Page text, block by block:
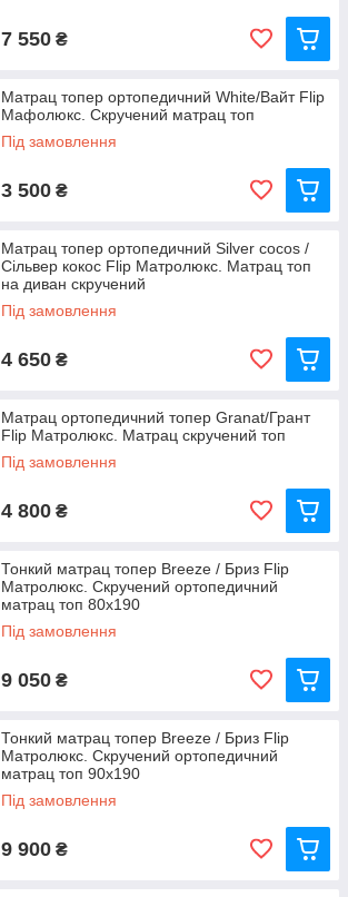
7 550 ₴
Матрац топер ортопедичний White/Вайт Flip
Мафолюкс. Скручений матрац топ
Під замовлення
3 500 ₴
Матрац топер ортопедичний Silver cocos /
Сільвер кокос Flip Матролюкс. Матрац топ
на диван скручений
Під замовлення
4 650 ₴
Матрац ортопедичний топер Granat/Грант
Flip Матролюкс. Матрац скручений топ
Під замовлення
4 800 ₴
Тонкий матрац топер Breeze / Бриз Flip
Матролюкс. Скручений ортопедичний
матрац топ 80х190
Під замовлення
9 050 ₴
Тонкий матрац топер Breeze / Бриз Flip
Матролюкс. Скручений ортопедичний
матрац топ 90х190
Під замовлення
9 900 ₴